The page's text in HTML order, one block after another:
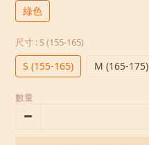
綠色
尺寸 : S (155-165)
S (155-165) M (165-175)
數量